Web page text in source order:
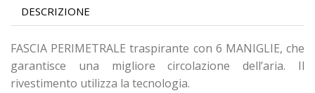
DESCRIZIONE
FASCIA PERIMETRALE traspirante con 6 MANIGLIE, che
garantisce una migliore circolazione dell’aria. Il
rivestimento utilizza la tecnologia.